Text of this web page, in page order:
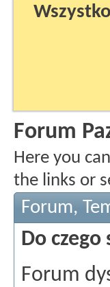
Forum
Here you
the links or
Forum,
Do czego
Forum